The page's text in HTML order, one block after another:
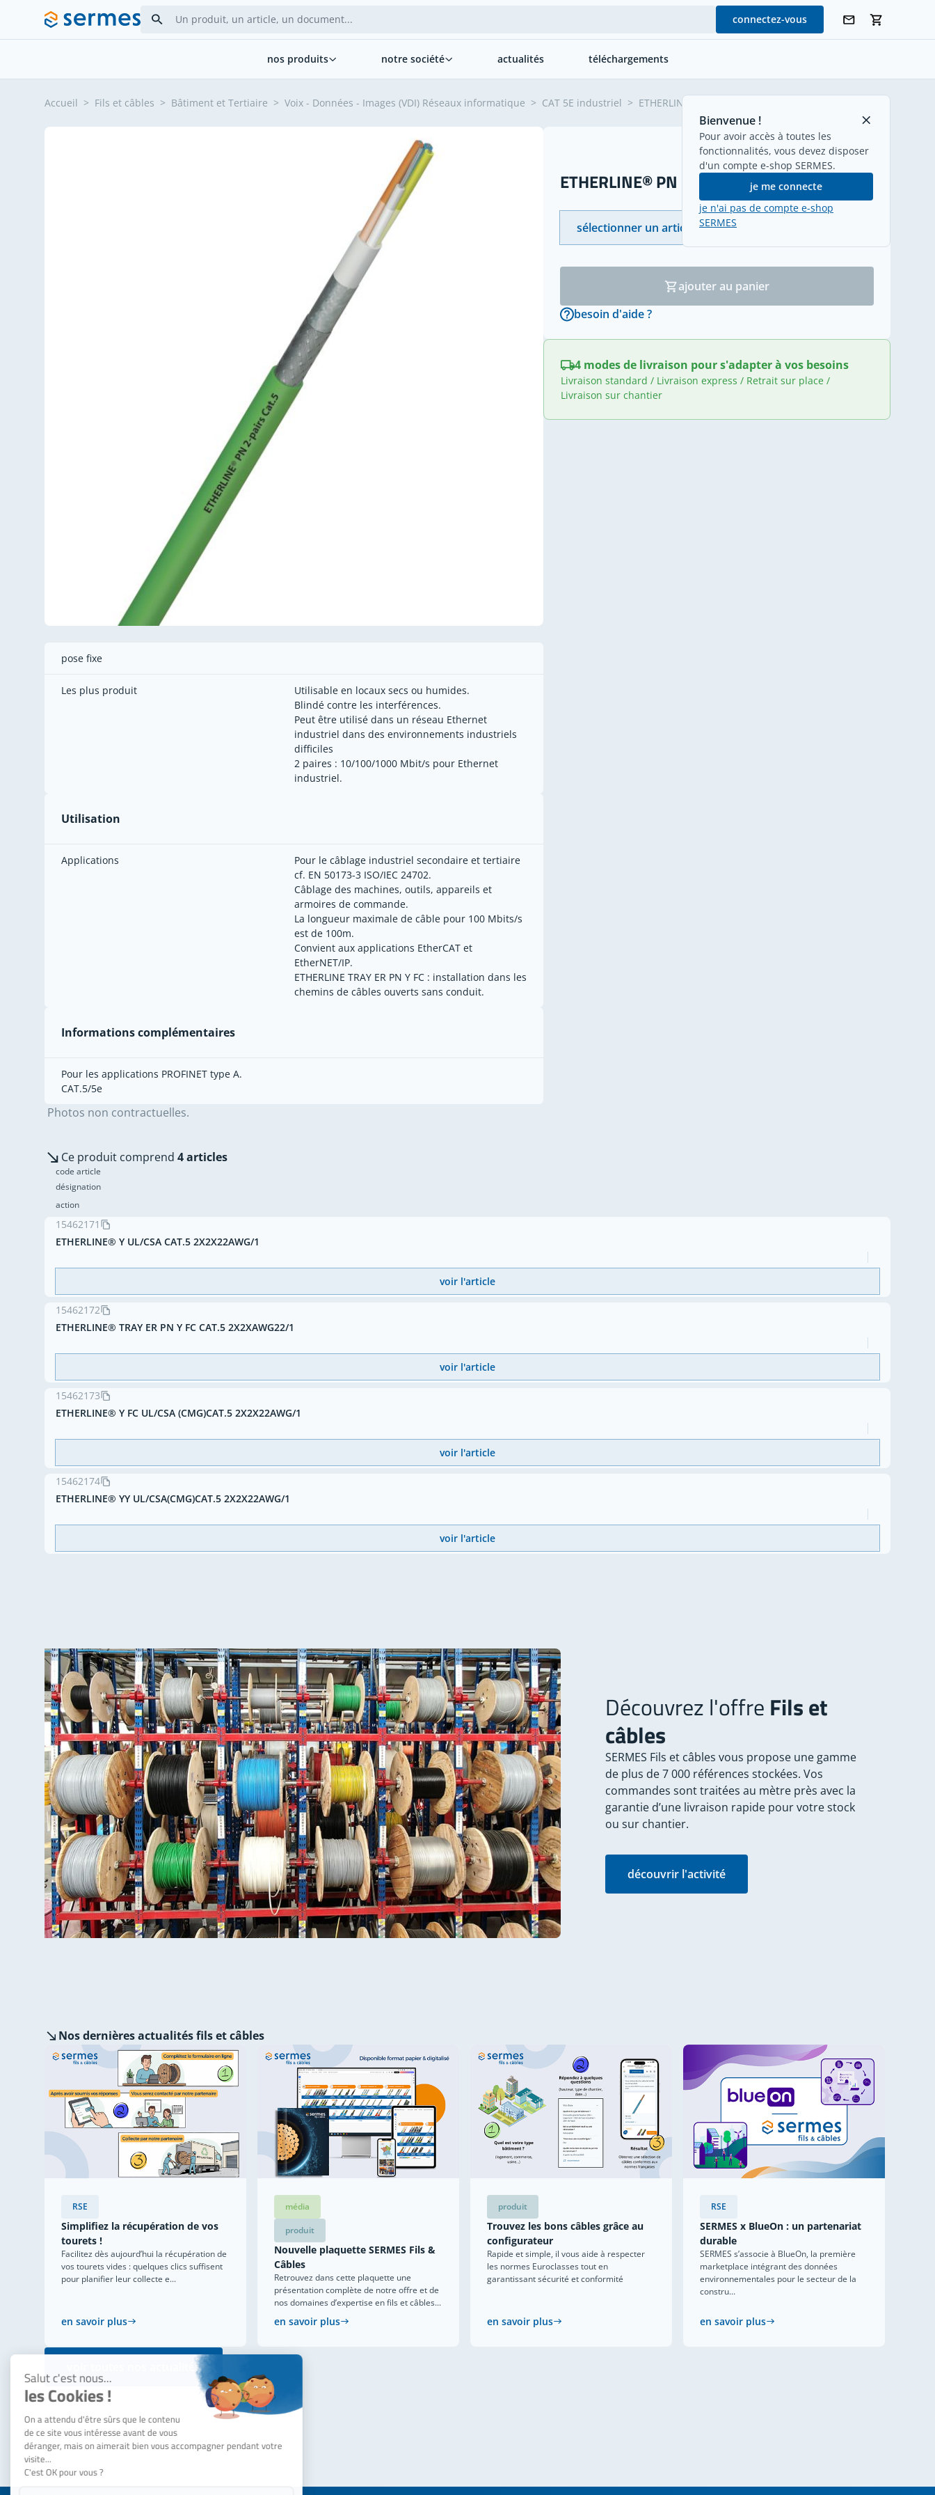
Allez au contenu
connectez-vous
Bienvenue !
Pour avoir accès à toutes les
fonctionnalités, vous devez disposer
d'un compte e-shop SERMES.
je me connecte
je n'ai pas de compte e-shop
SERMES
nos produits notre société actualités téléchargements
Accueil > Fils et câbles > Bâtiment et Tertiaire > Voix - Données - Images (VDI) Réseaux informatique > CAT 5E industriel > ETHERLINE® PN 2-pairs Cat. 5 retour
pose fixe
Les plus produit
Utilisable en locaux secs ou humides.
Blindé contre les interférences.
Peut être utilisé dans un réseau Ethernet
industriel dans des environnements industriels
difficiles
2 paires : 10/100/1000 Mbit/s pour Ethernet
industriel.
Utilisation
Applications
Pour le câblage industriel secondaire et tertiaire
cf. EN 50173-3 ISO/IEC 24702.
Câblage des machines, outils, appareils et
armoires de commande.
La longueur maximale de câble pour 100 Mbits/s
est de 100m.
Convient aux applications EtherCAT et
EtherNET/IP.
ETHERLINE TRAY ER PN Y FC : installation dans les
chemins de câbles ouverts sans conduit.
Informations complémentaires
Pour les applications PROFINET type A.
CAT.5/5e
Photos non contractuelles.
ETHERLINE® PN 2-pairs Cat. 5
sélectionner un article
ajouter au panier
besoin d'aide ?
4 modes de livraison pour s'adapter à vos besoins
Livraison standard / Livraison express / Retrait sur place /
Livraison sur chantier
Ce produit comprend 4 articles
code article
désignation
action
15462171
ETHERLINE® Y UL/CSA CAT.5 2X2X22AWG/1
voir l'article
15462172
ETHERLINE® TRAY ER PN Y FC CAT.5 2X2XAWG22/1
voir l'article
15462173
ETHERLINE® Y FC UL/CSA (CMG)CAT.5 2X2X22AWG/1
voir l'article
15462174
ETHERLINE® YY UL/CSA(CMG)CAT.5 2X2X22AWG/1
voir l'article
Découvrez l'offre Fils et
câbles
SERMES Fils et câbles vous propose une gamme
de plus de 7 000 références stockées. Vos
commandes sont traitées au mètre près avec la
garantie d’une livraison rapide pour votre stock
ou sur chantier.
découvrir l'activité
Nos dernièresactualités fils et câbles
RSE
Simplifiez la récupération de vos
tourets !
Facilitez dès aujourd’hui la récupération de
vos tourets vides : quelques clics suffisent
pour planifier leur collecte e...
en savoir plus
média
produit
Nouvelle plaquette SERMES Fils &
Câbles
Retrouvez dans cette plaquette une
présentation complète de notre offre et de
nos domaines d’expertise en fils et câbles...
en savoir plus
produit
Trouvez les bons câbles grâce au
configurateur
Rapide et simple, il vous aide à respecter
les normes Euroclasses tout en
garantissant sécurité et conformité
en savoir plus
RSE
SERMES x BlueOn : un partenariat
durable
SERMES s’associe à BlueOn, la première
marketplace intégrant des données
environnementales pour le secteur de la
constru...
en savoir plus
voir toutes nos actualités